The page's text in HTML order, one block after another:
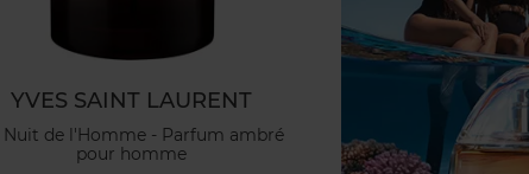
YVES SAINT LAURENT
Nuit de l'Homme - Parfum ambré
pour homme